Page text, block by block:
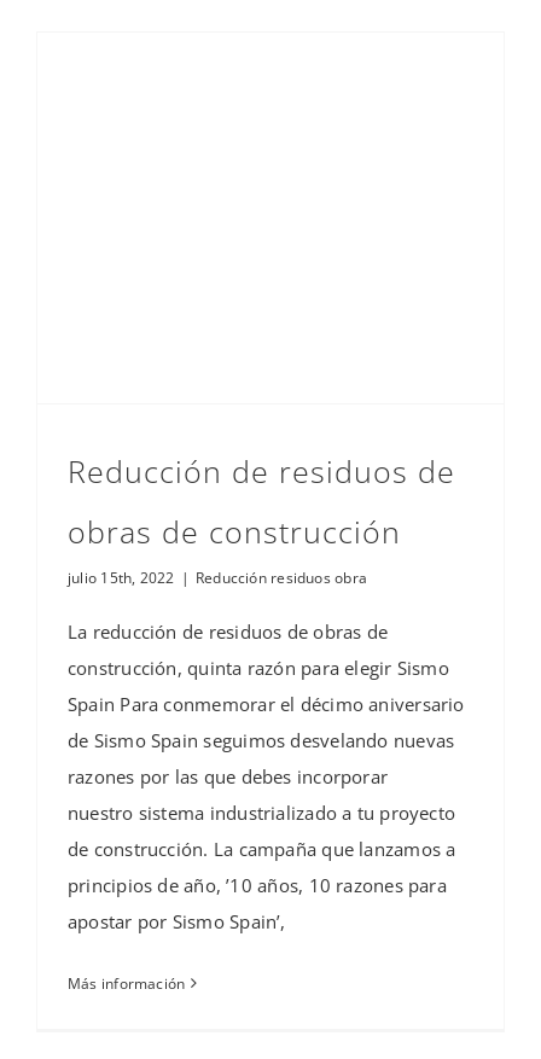
Reducción de residuos de
obras de construcción
julio 15th, 2022 | Reducción residuos obra
La reducción de residuos de obras de
construcción, quinta razón para elegir Sismo
Spain Para conmemorar el décimo aniversario
de Sismo Spain seguimos desvelando nuevas
razones por las que debes incorporar
nuestro sistema industrializado a tu proyecto
de construcción. La campaña que lanzamos a
principios de año, ’10 años, 10 razones para
apostar por Sismo Spain’,
Más información